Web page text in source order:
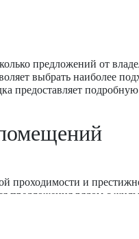
предложений от
выбрать наиболее
предоставляет
проходимости и
предложения рядом с
кварталами